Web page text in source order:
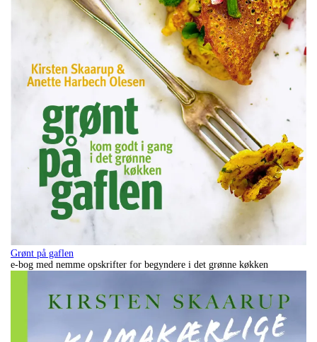
Grønt på gaflen
e-bog med nemme opskrifter for begyndere i det grønne køkken